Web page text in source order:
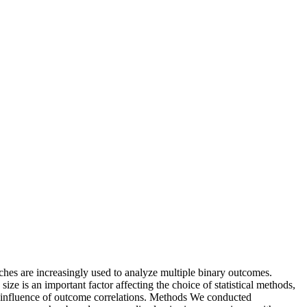
are increasingly used to analyze multiple binary outcomes.
is an important factor affecting the choice of statistical methods,
of outcome correlations. Methods We conducted